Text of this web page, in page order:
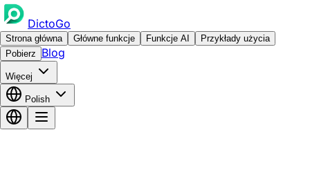
DictoGo
Strona główna Główne funkcje Funkcje AI
Przykłady użycia
Pobierz
Blog
Więcej
Polish